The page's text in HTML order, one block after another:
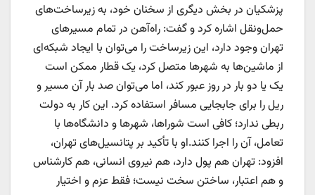
پزشکیان در بخش دیگری از سخنان خود، به زیرساخت‌های
حمل‌ونقل اشاره کرد و گفت: راه‌آهن در تمام مسیرهای
تهران وجود دارد، این زیرساخت را می‌توان با ایجاد شبکه‌ای
از ماشین‌ها به شهرها متصل کرد، یک قطار ممکن است
یک یا دو بار در روز عبور کند، اما می‌توان صد بار آن مسیر و
ریل را برای جابجایی مسافر استفاده کرد. این کار به دولت
ربطی ندارد؛ کافی است شوراها، شهرها و دانشگاه‌ها با
تعامل، آن را اجرا کنند.او با تأکید بر پتانسیل‌های تهران،
افزود: تهران هم پول دارد، هم نیروی انسانی، هم کارشناس
و هم اعتبار، ساختن سخت نیست؛ فقط عزم و اختیار